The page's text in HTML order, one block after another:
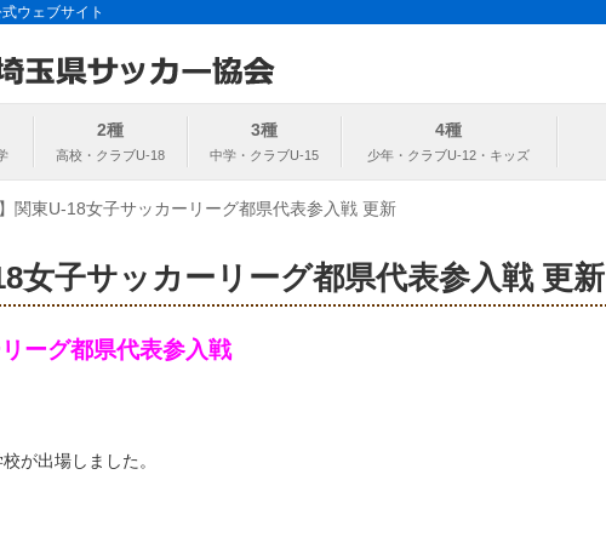
ウェブサイト
ー協会
2種 3種 4種
】関東U-18女子サッカーリーグ都県代表参入戦 更新
女子サッカーリーグ都県代表参入戦 更新
ーグ都県代表参入戦
が出場しました。